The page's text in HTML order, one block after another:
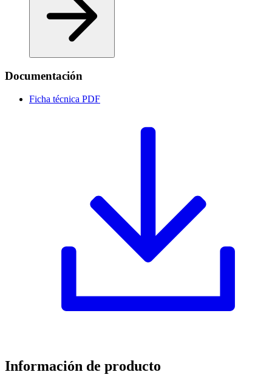
Documentación
Ficha técnica PDF
Información de producto